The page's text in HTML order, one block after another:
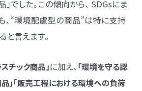
でした。この傾向から、 SDGsにま
、“環境配慮型の商品”は特に支持
言えます。
スチック商品」に加え、 「環境を守る認
」「販売工程における環境への負荷